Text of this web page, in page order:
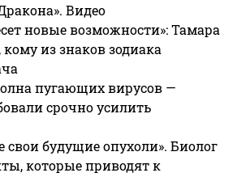
Видео
новые возможности»: Тамара
кому из знаков зодиака
пугающих вирусов —
срочно усилить
свои будущие опухоли». Биолог
которые приводят к